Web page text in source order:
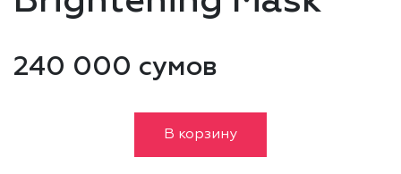
240 000 сумов
В корзину